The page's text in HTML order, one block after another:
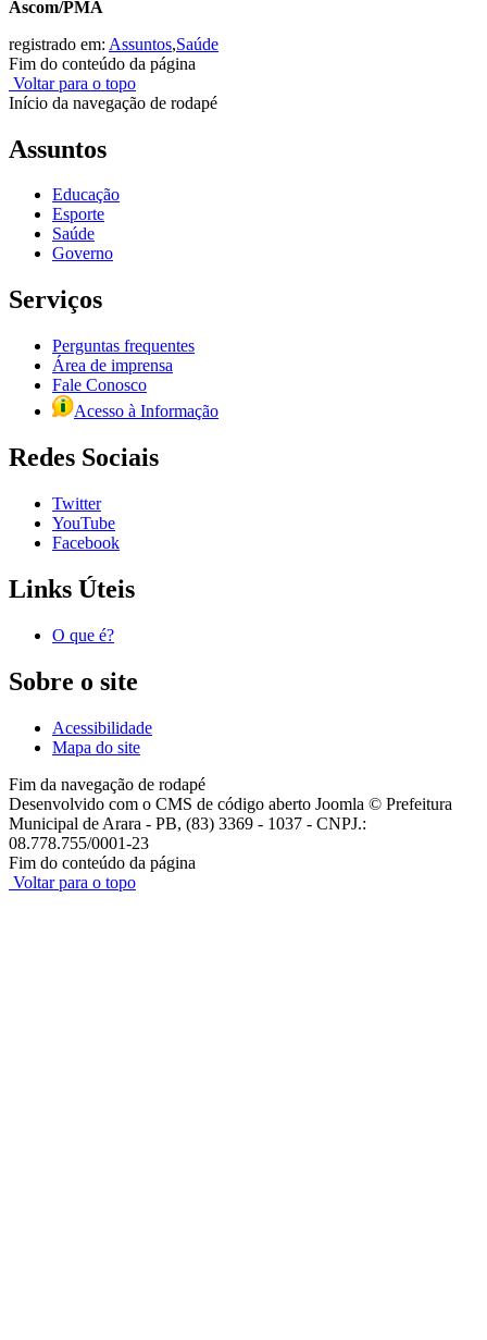
Ascom/PMA
registrado em: Assuntos,Saúde
Fim do conteúdo da página
Voltar para o topo
Início da navegação de rodapé
Assuntos
Educação
Esporte
Saúde
Governo
Serviços
Perguntas frequentes
Área de imprensa
Fale Conosco
Acesso à Informação
Redes Sociais
Twitter
YouTube
Facebook
Links Úteis
O que é?
Sobre o site
Acessibilidade
Mapa do site
Fim da navegação de rodapé
Desenvolvido com o CMS de código aberto Joomla © Prefeitura
Municipal de Arara - PB, (83) 3369 - 1037 - CNPJ.:
08.778.755/0001-23
Fim do conteúdo da página
Voltar para o topo